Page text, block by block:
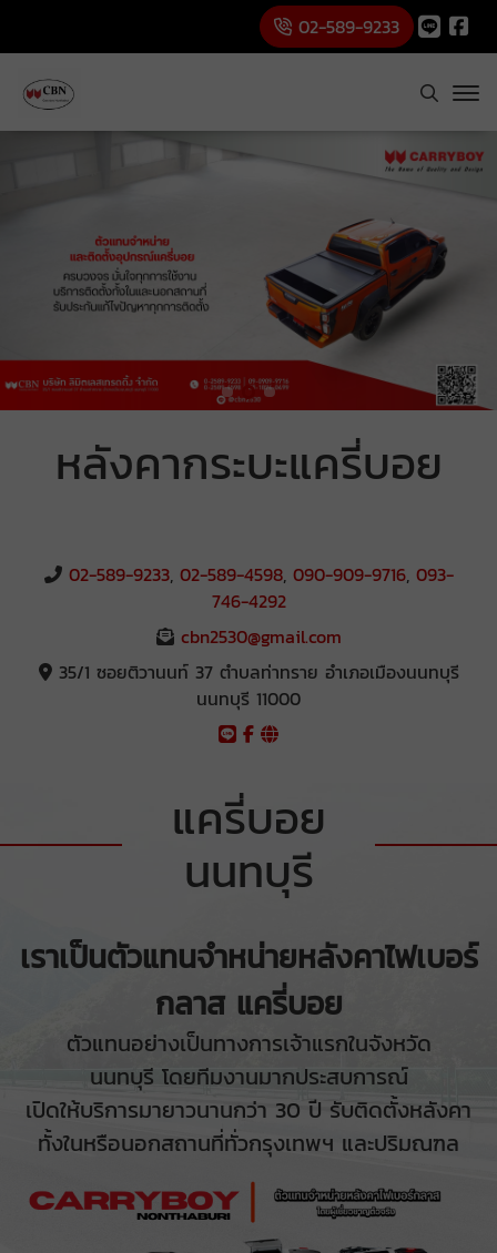
02-589-9233
หลังคากระบะแครี่บอย
02-589-9233, 02-589-4598, 090-909-9716, 093-
746-4292
cbn2530@gmail.com
35/1 ซอยติวานนท์ 37 ตำบลท่าทราย อำเภอเมืองนนทบุรี
นนทบุรี 11000
แครี่บอย
นนทบุรี
เราเป็นตัวแทนจำหน่ายหลังคาไฟเบอร์
กลาส แครี่บอย
ตัวแทนอย่างเป็นทางการเจ้าแรกในจังหวัด
นนทบุรี โดยทีมงานมากประสบการณ์
เปิดให้บริการมายาวนานกว่า 30 ปี รับติดตั้งหลังคา
ทั้งในหรือนอกสถานที่ทั่วกรุงเทพฯ และปริมณฑล